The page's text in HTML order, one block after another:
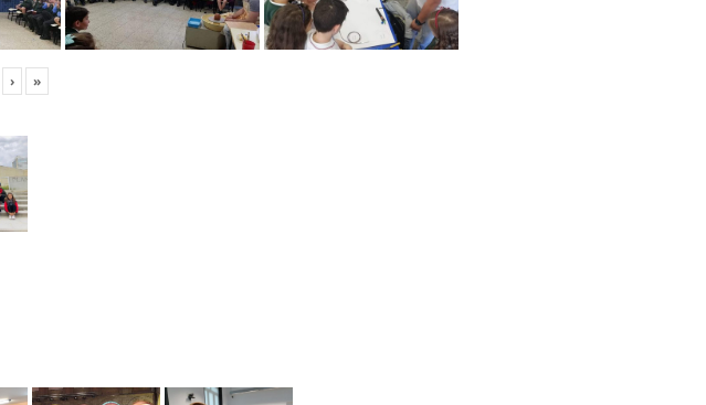
› »